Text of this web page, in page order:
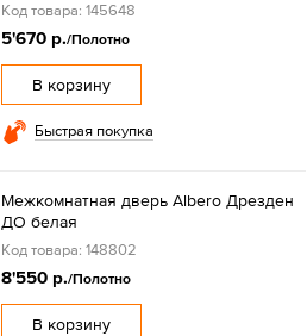
Код товара: 145648
5'670 р./Полотно
В корзину
Быстрая покупка
Межкомнатная дверь Albero Дрезден
ДО белая
Код товара: 148802
8'550 р./Полотно
В корзину